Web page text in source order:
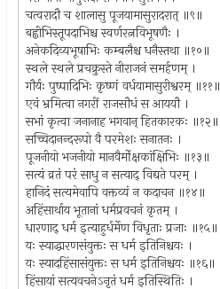
चत्वरादौ च शालासु पूजयामासुरादरात् ॥९॥
बह्वीभिस्तूपदाभिश्च स्वर्णरत्नविभूषणैः ।
अनेकदिव्यभूषाभिः कम्बलैश्च धनैस्तथा ॥१०॥
स्थले स्थले प्रचक्रुस्ते नीराजनं समर्हणम् ।
गौर्यः पुष्पादिभिः कृष्णं वर्धयामासुरीश्वरम् ॥११॥
एवं भ्रमित्वा नगरीं राजसौधं स आययौ ।
सभां कृत्वा जनानाह भगवान् हितकारकः ॥१२॥
सच्चिदानन्दरूपो वै परमेशः सनातनः ।
पूजनीयो भजनीयो मानवैर्मोक्षकांक्षिभिः ॥१३॥
सत्यं व्रतं परं साधु न सत्याद् विद्यते परम् ।
हानिदं सत्यमेवापि वक्तव्यं न कदाचन ॥१४॥
अहिंसार्थाय भूतानां धर्मप्रवचनं कृतम् ।
धारणाद् धर्म इत्याहुर्धर्मेण विधृताः प्रजाः ॥१५॥
यः स्याद्धारणसंयुक्तः स धर्म इतिनिश्चयः ।
यः स्यादहिंसासंयुक्तः स धर्म इतिनिश्चयः ॥१६॥
हिंसायां सत्यवचनेऽनृतं धर्म इतिस्थितिः ।